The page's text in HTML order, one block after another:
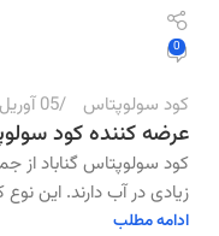
0
کود سولوپتاس 05 آوریل 2022
عرضه کننده کود
کود سولوپتاس گناباد از
زیادی در آب دارند. این
ادامه مطلب